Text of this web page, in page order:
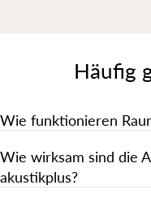
Häufig
Wie funktionieren
Wie wirksam sind die
akustikplus?